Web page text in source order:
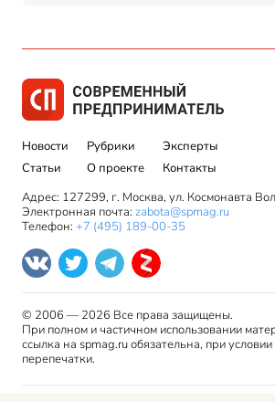
Новости
Статьи
Рубрики
О проекте
Эксперты
Контакты
Адрес: 127299, г. Москва, ул. Космонавта
Электронная почта: zabota@spmag.ru
Телефон: +7 (495) 189-00-35
© 2006 — 2026 Все права защищены.
При полном и частичном использовании
ссылка на spmag.ru обязательна, при
перепечатки.